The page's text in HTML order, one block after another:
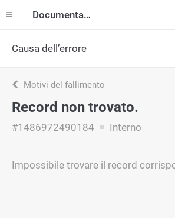
Documentazione
Causa dell’errore
Motivi del fallimento
Record non trovato.
#1486972490184 Interno
Impossibile trovare il record